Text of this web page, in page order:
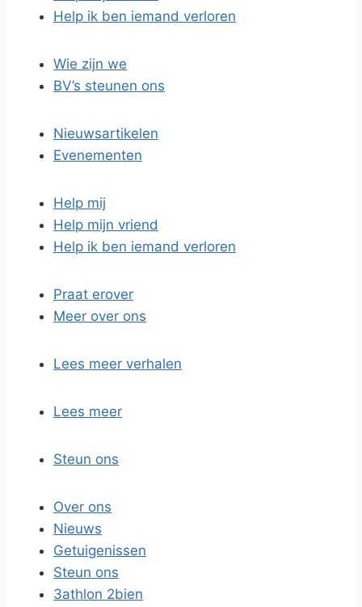
Help ik ben iemand verloren
Wie zijn we
BV’s steunen ons
Nieuwsartikelen
Evenementen
Help mij
Help mijn vriend
Help ik ben iemand verloren
Praat erover
Meer over ons
Lees meer verhalen
Lees meer
Steun ons
Over ons
Nieuws
Getuigenissen
Steun ons
3athlon 2bien